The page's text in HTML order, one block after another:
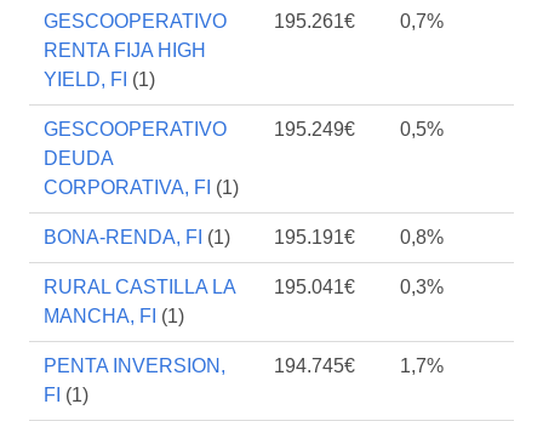
GESCOOPERATIVO
RENTA FIJA HIGH
YIELD, FI (1)
195.261€ 0,7%
GESCOOPERATIVO
DEUDA
CORPORATIVA, FI (1)
195.249€ 0,5%
BONA-RENDA, FI (1) 195.191€ 0,8%
RURAL CASTILLA LA
MANCHA, FI (1)
195.041€ 0,3%
PENTA INVERSION,
FI (1)
194.745€ 1,7%